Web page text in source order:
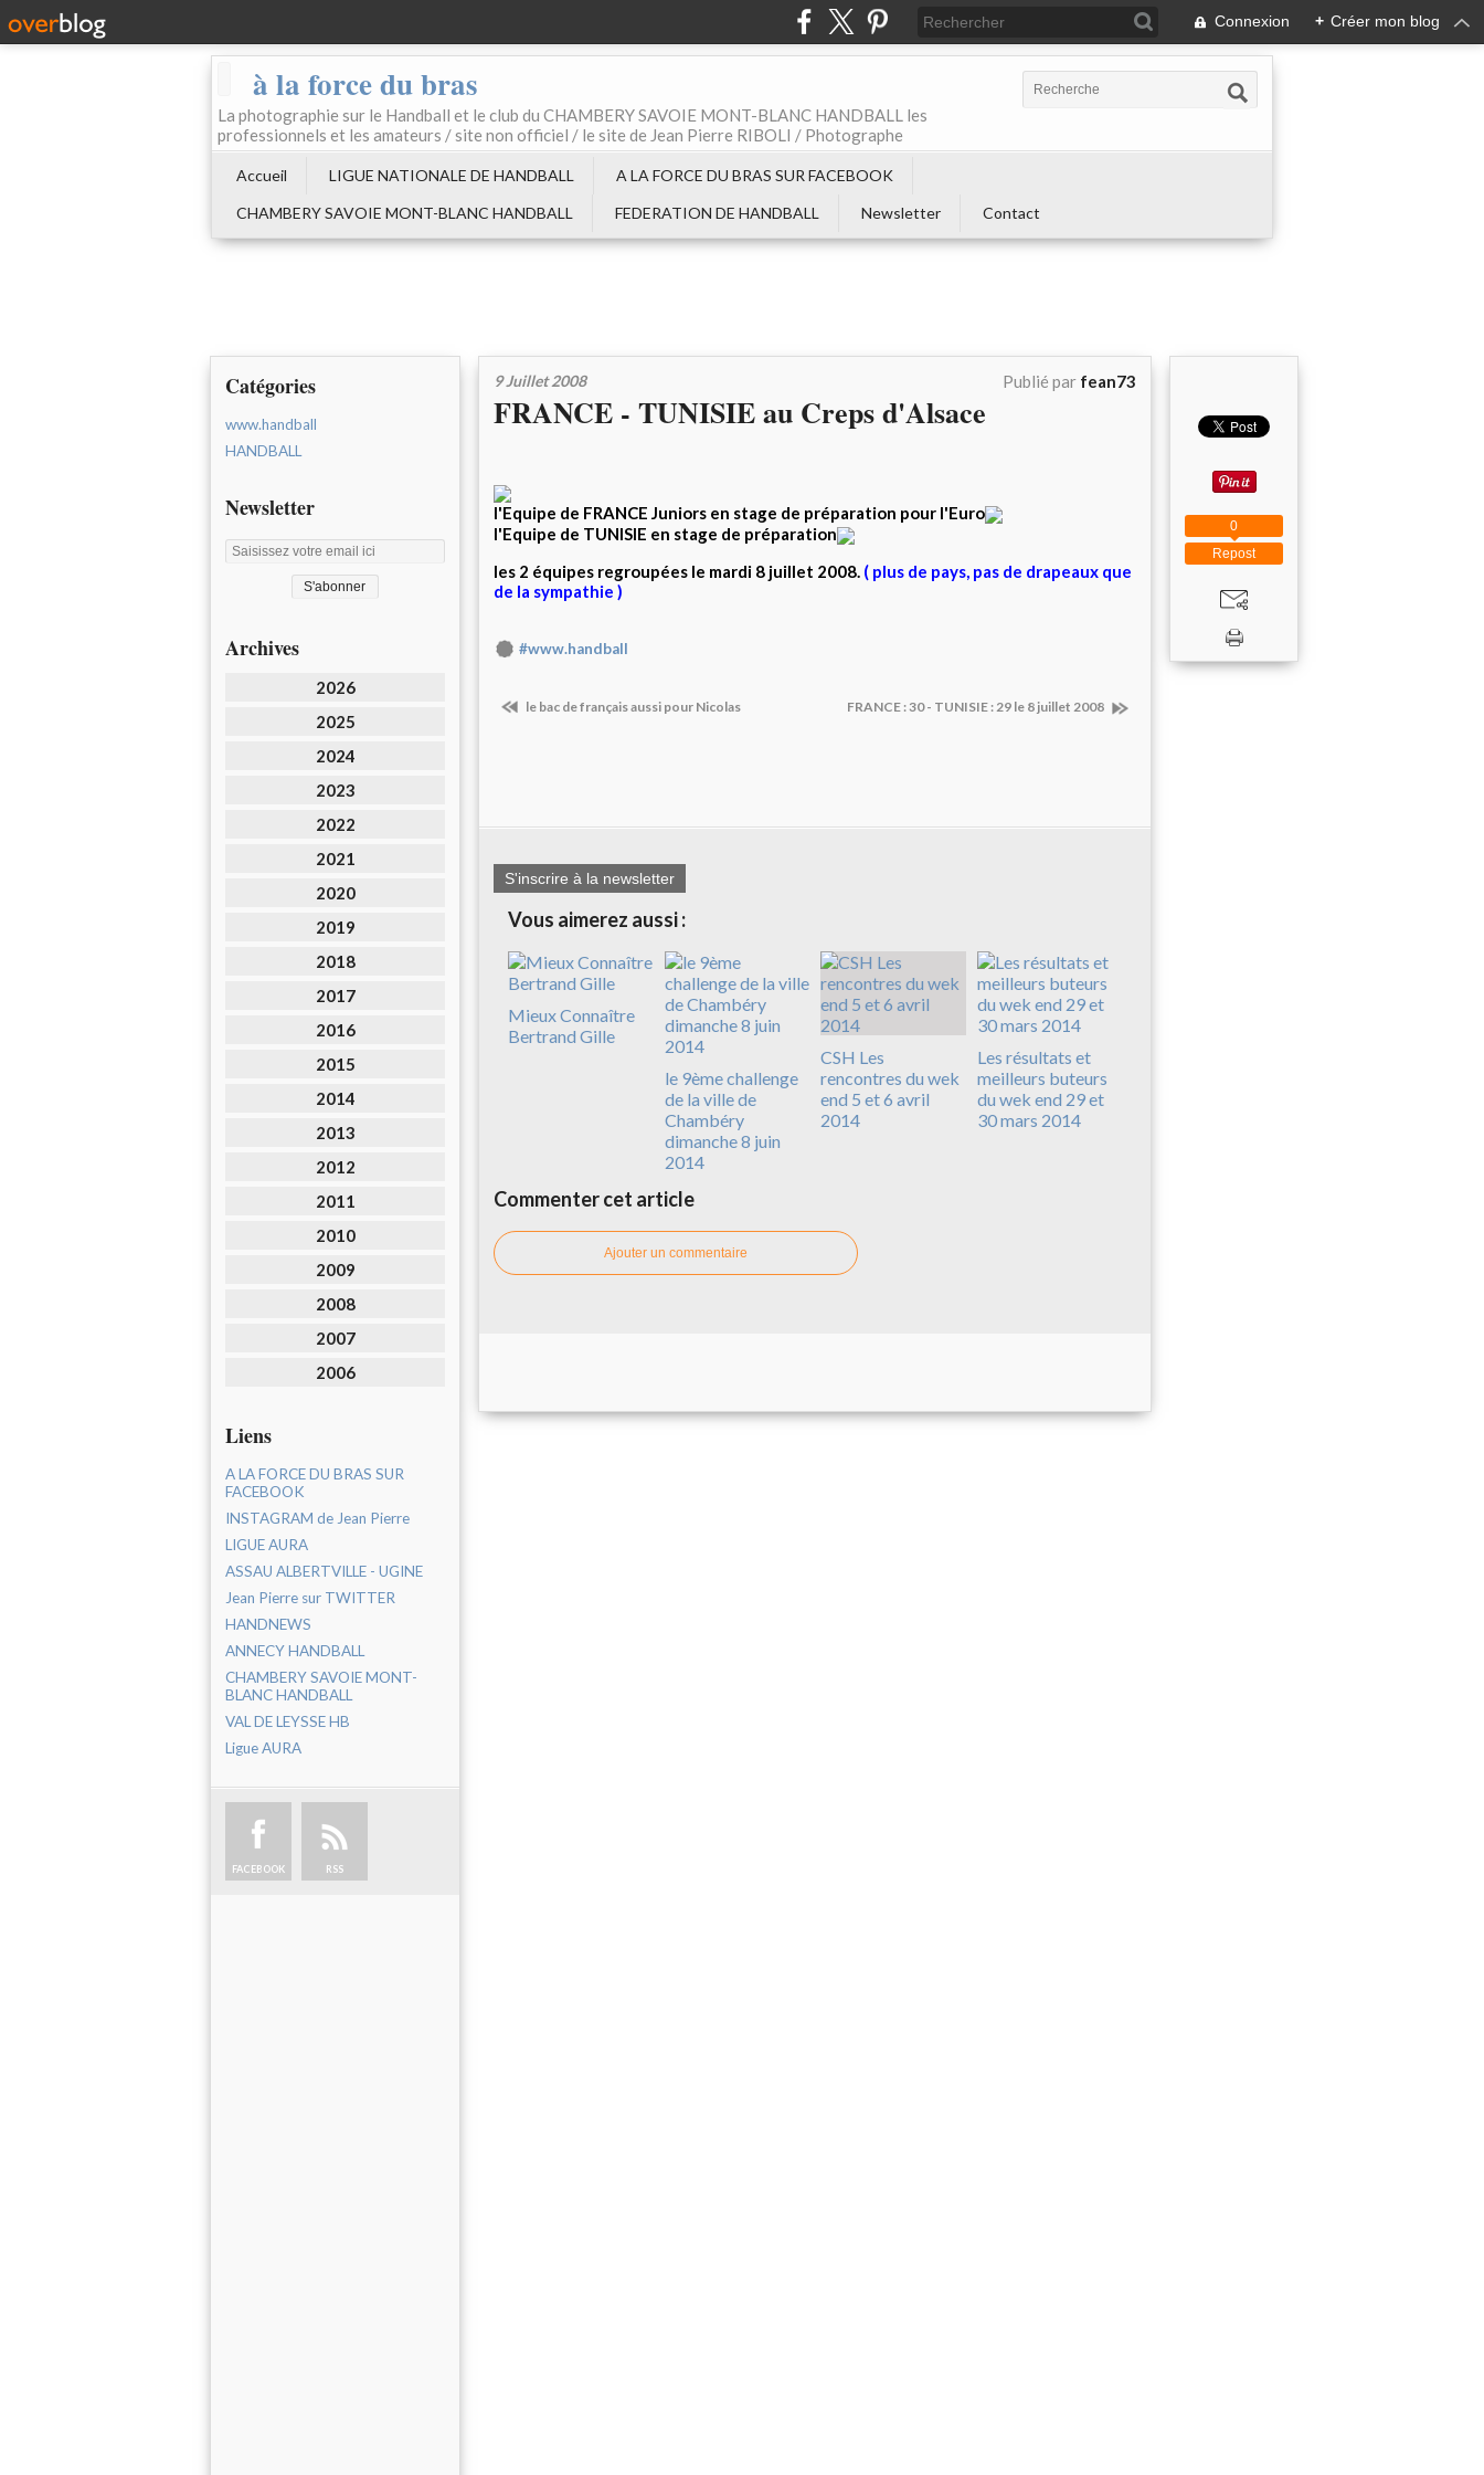
Connexion + Créer mon blog
à la force du bras
La photographie sur le Handball et le club du CHAMBERY SAVOIE MONT-BLANC HANDBALL les
professionnels et les amateurs / site non officiel / le site de Jean Pierre RIBOLI / Photographe
Accueil LIGUE NATIONALE DE HANDBALL
A LA FORCE DU BRAS SUR FACEBOOK
CHAMBERY SAVOIE MONT-BLANC HANDBALL
FEDERATION DE HANDBALL Newsletter Contact
Catégories
www.handball
HANDBALL
Newsletter
Archives
2026
2025
2024
2023
2022
2021
2020
2019
2018
2017
2016
2015
2014
2013
2012
2011
2010
2009
2008
2007
2006
Liens
A LA FORCE DU BRAS SUR
FACEBOOK
INSTAGRAM de Jean Pierre
LIGUE AURA
ASSAU ALBERTVILLE - UGINE
Jean Pierre sur TWITTER
HANDNEWS
ANNECY HANDBALL
CHAMBERY SAVOIE MONT-
BLANC HANDBALL
VAL DE LEYSSE HB
Ligue AURA
FACEBOOK RSS
9 Juillet 2008 Publié par fean73
FRANCE - TUNISIE au Creps d'Alsace
l'Equipe de FRANCE Juniors en stage de préparation pour l'Euro
l'Equipe de TUNISIE en stage de préparation
les 2 équipes regroupées le mardi 8 juillet 2008. ( plus de pays, pas de drapeaux que
de la sympathie )
#www.handball
le bac de français aussi pour Nicolas FRANCE : 30 - TUNISIE : 29 le 8 juillet 2008
S'inscrire à la newsletter
Vous aimerez aussi :
Mieux Connaître
Bertrand Gille
le 9ème challenge
de la ville de
Chambéry
dimanche 8 juin
2014
CSH Les
rencontres du wek
end 5 et 6 avril
2014
Les résultats et
meilleurs buteurs
du wek end 29 et
30 mars 2014
Commenter cet article
Ajouter un commentaire
Repost
0